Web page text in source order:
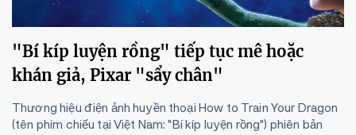
"Bí kíp luyện rồng" tiếp tục mê hoặc
khán giả, Pixar "sẩy chân"
Thương hiệu điện ảnh huyền thoại How to Train Your Dragon
(tên phim chiếu tại Việt Nam: "Bí kíp luyện rồng") phiên bản